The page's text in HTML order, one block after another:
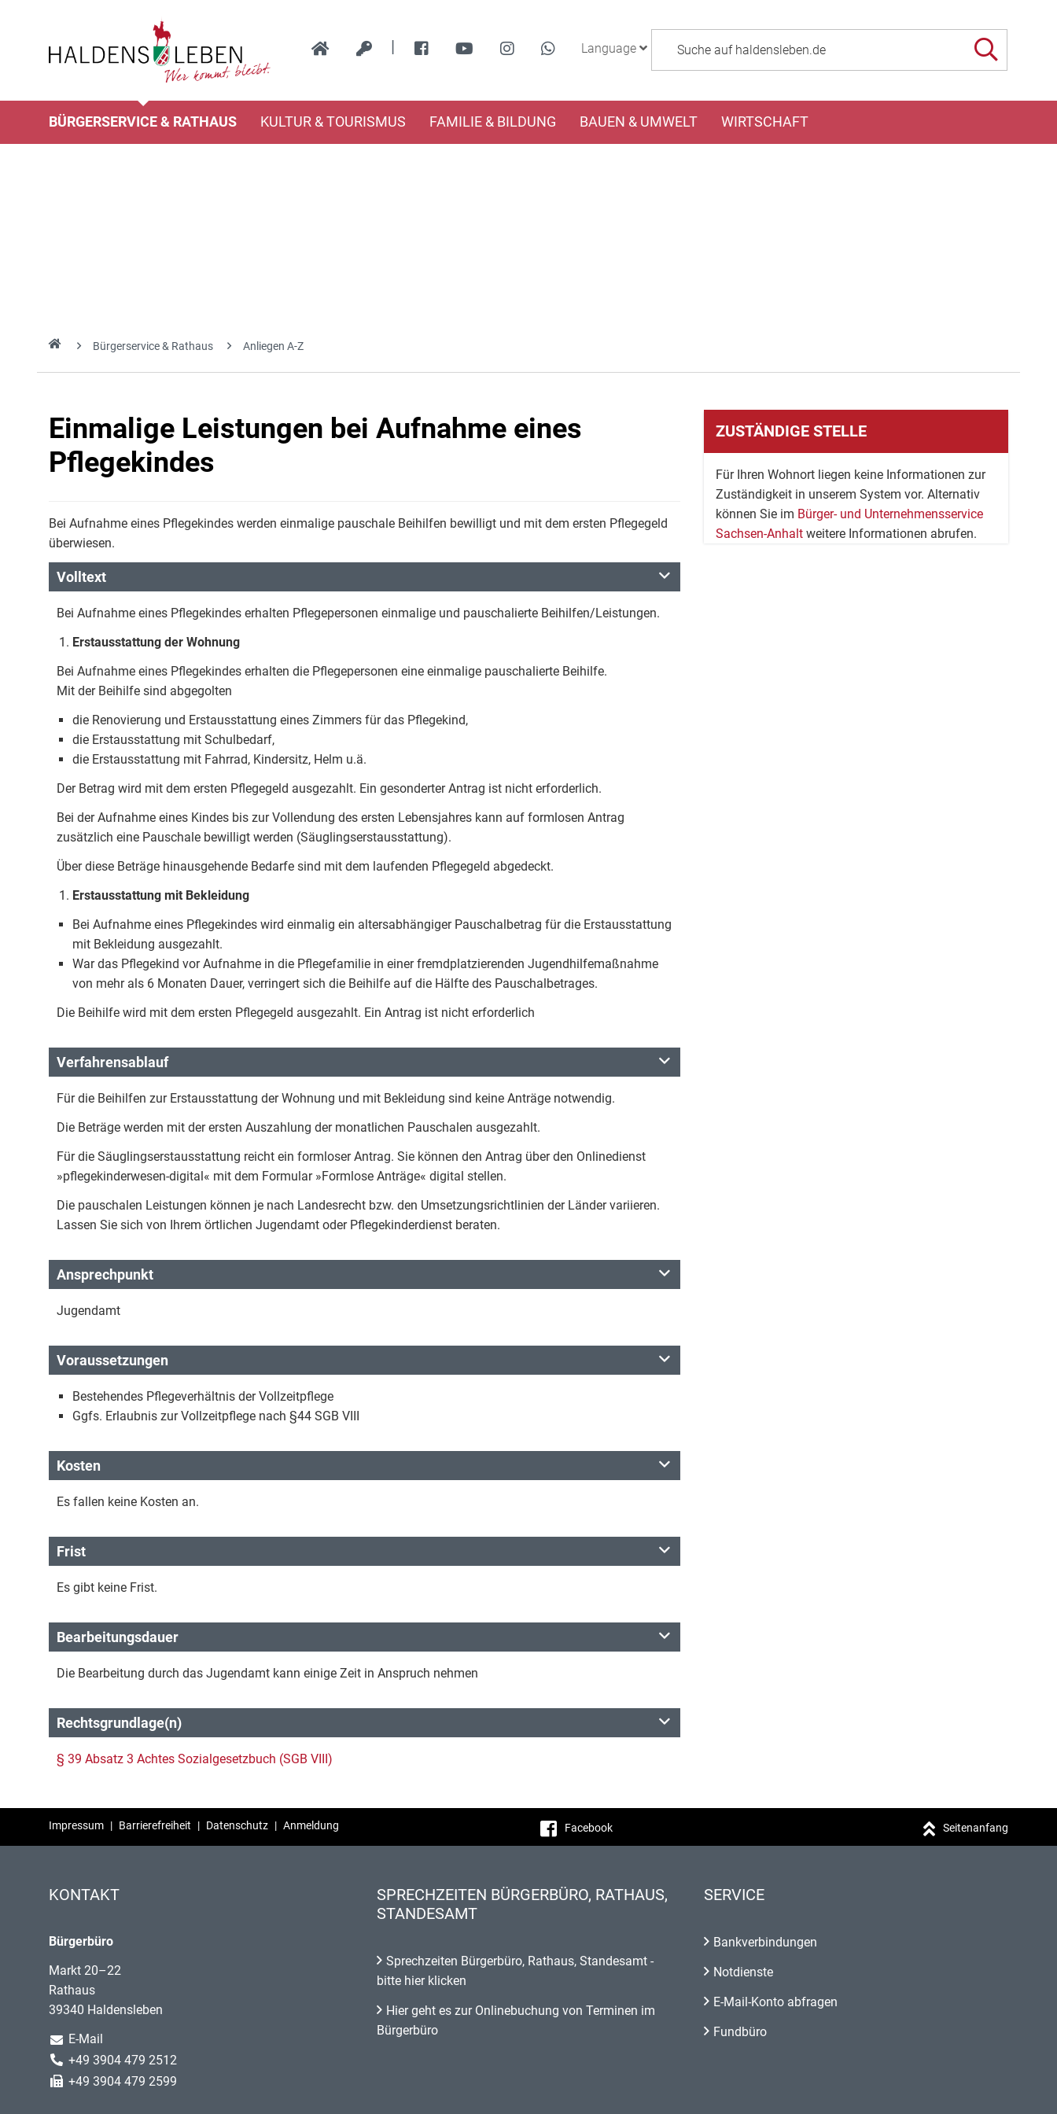
| Language
BÜRGERSERVICE & RATHAUS KULTUR & TOURISMUS FAMILIE & BILDUNG BAUEN & UMWELT WIRTSCHAFT
Bürgerservice & Rathaus Anliegen A-Z
Einmalige Leistungen bei Aufnahme eines
Pflegekindes
Bei Aufnahme eines Pflegekindes werden einmalige pauschale Beihilfen bewilligt und mit dem ersten Pflegegeld
überwiesen.
Volltext
Bei Aufnahme eines Pflegekindes erhalten Pflegepersonen einmalige und pauschalierte Beihilfen/Leistungen.
Erstausstattung der Wohnung
Bei Aufnahme eines Pflegekindes erhalten die Pflegepersonen eine einmalige pauschalierte Beihilfe.
Mit der Beihilfe sind abgegolten
die Renovierung und Erstausstattung eines Zimmers für das Pflegekind,
die Erstausstattung mit Schulbedarf,
die Erstausstattung mit Fahrrad, Kindersitz, Helm u.ä.
Der Betrag wird mit dem ersten Pflegegeld ausgezahlt. Ein gesonderter Antrag ist nicht erforderlich.
Bei der Aufnahme eines Kindes bis zur Vollendung des ersten Lebensjahres kann auf formlosen Antrag
zusätzlich eine Pauschale bewilligt werden (Säuglingserstausstattung).
Über diese Beträge hinausgehende Bedarfe sind mit dem laufenden Pflegegeld abgedeckt.
Erstausstattung mit Bekleidung
Bei Aufnahme eines Pflegekindes wird einmalig ein altersabhängiger Pauschalbetrag für die Erstausstattung
mit Bekleidung ausgezahlt.
War das Pflegekind vor Aufnahme in die Pflegefamilie in einer fremdplatzierenden Jugendhilfemaßnahme
von mehr als 6 Monaten Dauer, verringert sich die Beihilfe auf die Hälfte des Pauschalbetrages.
Die Beihilfe wird mit dem ersten Pflegegeld ausgezahlt. Ein Antrag ist nicht erforderlich
Verfahrensablauf
Für die Beihilfen zur Erstausstattung der Wohnung und mit Bekleidung sind keine Anträge notwendig.
Die Beträge werden mit der ersten Auszahlung der monatlichen Pauschalen ausgezahlt.
Für die Säuglingserstausstattung reicht ein formloser Antrag. Sie können den Antrag über den Onlinedienst
»pflegekinderwesen-digital« mit dem Formular »Formlose Anträge« digital stellen.
Die pauschalen Leistungen können je nach Landesrecht bzw. den Umsetzungsrichtlinien der Länder variieren.
Lassen Sie sich von Ihrem örtlichen Jugendamt oder Pflegekinderdienst beraten.
Ansprechpunkt
Jugendamt
Voraussetzungen
Bestehendes Pflegeverhältnis der Vollzeitpflege
Ggfs. Erlaubnis zur Vollzeitpflege nach §44 SGB VIII
Kosten
Es fallen keine Kosten an.
Frist
Es gibt keine Frist.
Bearbeitungsdauer
Die Bearbeitung durch das Jugendamt kann einige Zeit in Anspruch nehmen
Rechtsgrundlage(n)
§ 39 Absatz 3 Achtes Sozialgesetzbuch (SGB VIII)
ZUSTÄNDIGE STELLE
Für Ihren Wohnort liegen keine Informationen zur
Zuständigkeit in unserem System vor. Alternativ
können Sie im Bürger- und Unternehmensservice
Sachsen-Anhalt weitere Informationen abrufen.
Impressum | Barrierefreiheit | Datenschutz | Anmeldung Facebook Seitenanfang
KONTAKT
Bürgerbüro
Markt 20–22
Rathaus
39340 Haldensleben
E-Mail
+49 3904 479 2512
+49 3904 479 2599
SPRECHZEITEN BÜRGERBÜRO, RATHAUS,
STANDESAMT
Sprechzeiten Bürgerbüro, Rathaus, Standesamt -
bitte hier klicken
Hier geht es zur Onlinebuchung von Terminen im
Bürgerbüro
SERVICE
Bankverbindungen
Notdienste
E-Mail-Konto abfragen
Fundbüro